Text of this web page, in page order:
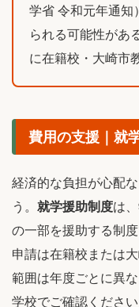
学省 令和元年通知
られる可能性があ
に在籍校・大崎市
費用の支援｜就
経済的な負担が心配
う。 就学援助制度は
の一部を援助する制
申請は在籍校または
範囲は年度ごとに異
学校でご確認ください